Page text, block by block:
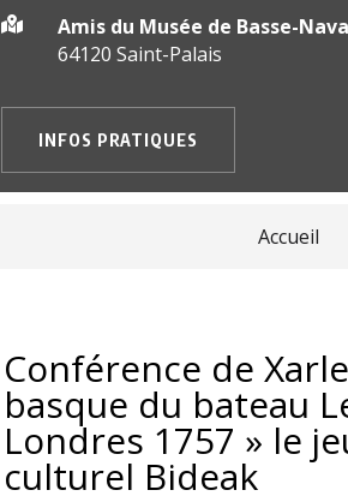

Amis du Musée de Basse-
64120 Saint-Palais
INFOS PRATIQUES
Accueil
Conférence de
basque du bateau
Londres 1757 » le
culturel Bideak